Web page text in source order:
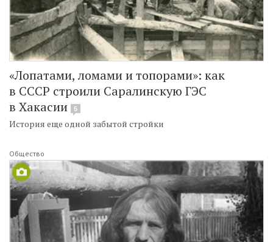
«Лопатами, ломами и топорами»: как
в СССР строили Саралинскую ГЭС
в Хакасии
5
История еще одной забытой стройки
Общество